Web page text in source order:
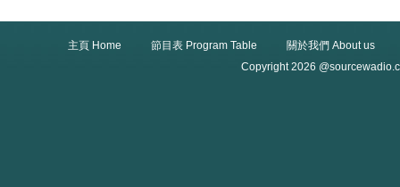
主頁 Home 節目表 Program Table
關於我們 About us
Copyright 2026